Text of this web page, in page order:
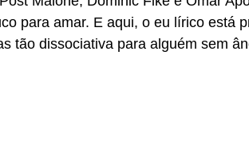
para amar. E aqui, o eu lírico está
tão dissociativa para alguém sem